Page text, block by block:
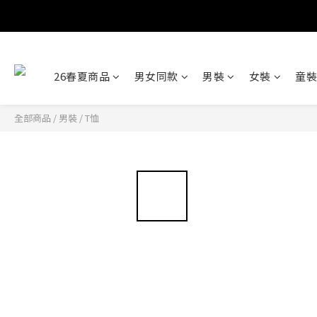
26春夏商品 男女同款 男裝 女裝 童裝
全部商品 / 男裝 /T恤